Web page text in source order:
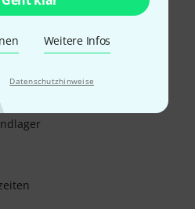
Weitere Infos
Datenschutzhinweise